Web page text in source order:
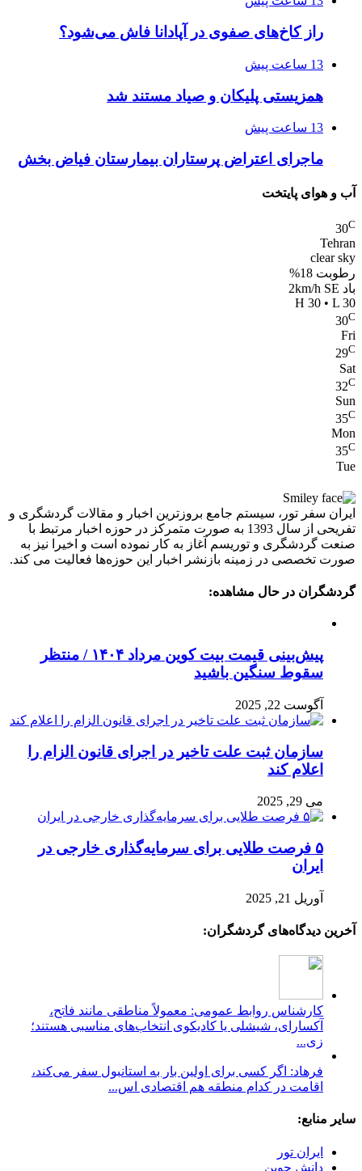
راز کاخ‌های صفوی در آپادانا فاش می‌شود؟
13 ساعت پیش
همزیستی پلیکان و صیاد مستند شد
13 ساعت پیش
ماجرای اعتراض پرستاران بیمارستان فیاض بخش
آب و هوای پایتخت
30C
Tehran
clear sky
رطوبت 18%
باد 2km/h SE
H 30 • L 30
30C
Fri
29C
Sat
32C
Sun
35C
Mon
35C
Tue
ایران سفر تور، سیستم جامع بروزترین اخبار و مقالات گردشگری و
تفریحی از سال 1393 به صورت متمرکز در حوزه اخبار مرتبط با
صنعت گردشگری و توریسم آغاز به کار نموده است و اخیرا نیز به
صورت تخصصی در زمینه بازنشر اخبار این حوزه‌ها فعالیت می کند.
گردشگران در حال مشاهده:
پیش‌بینی قیمت بیت کوین مرداد ۱۴۰۴ / منتظر
سقوط سنگین باشید
آگوست 22, 2025
سازمان ثبت علت تاخیر در اجرای قانون الزام را
اعلام کند
می 29, 2025
۵ فرصت طلایی برای سرمایه‌گذاری خارجی در
ایران
آوریل 21, 2025
آخرین دیدگاه‌های گردشگران:
کارشناس روابط عمومی: معمولاً مناطقی مانند فاتح،
آکسارای، شیشلی یا کادیکوی انتخاب‌های مناسبی هستند؛
زی...
فرهاد: اگر کسی برای اولین بار به استانبول سفر می‌کند،
اقامت در کدام منطقه هم اقتصادی اس...
سایر منابع:
ایران تور
دانش جوین